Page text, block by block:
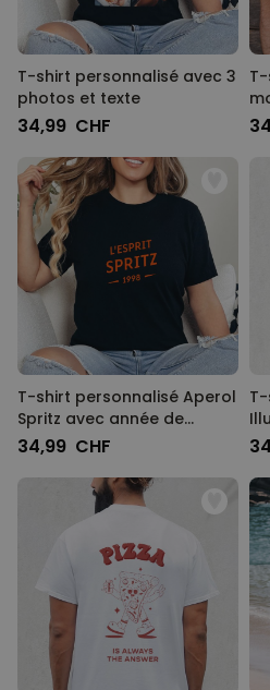
T-shirt personnalisé avec 3
photos et texte
34,99 CHF
T-shirt personnalisé Aperol
Spritz avec année de
naissance
34,99 CHF